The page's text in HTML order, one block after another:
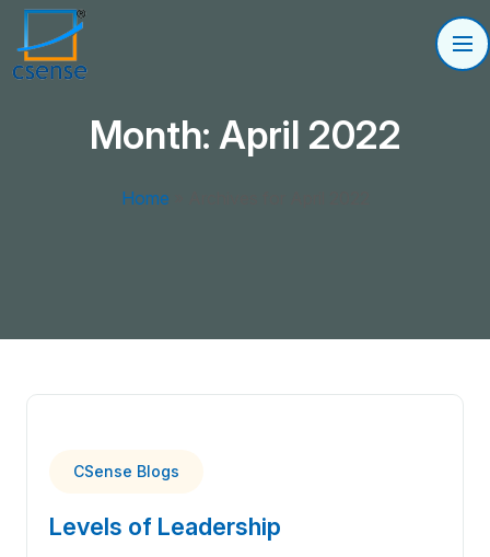
Month: April 2022
Home
CSense Blogs
Levels of Leadership